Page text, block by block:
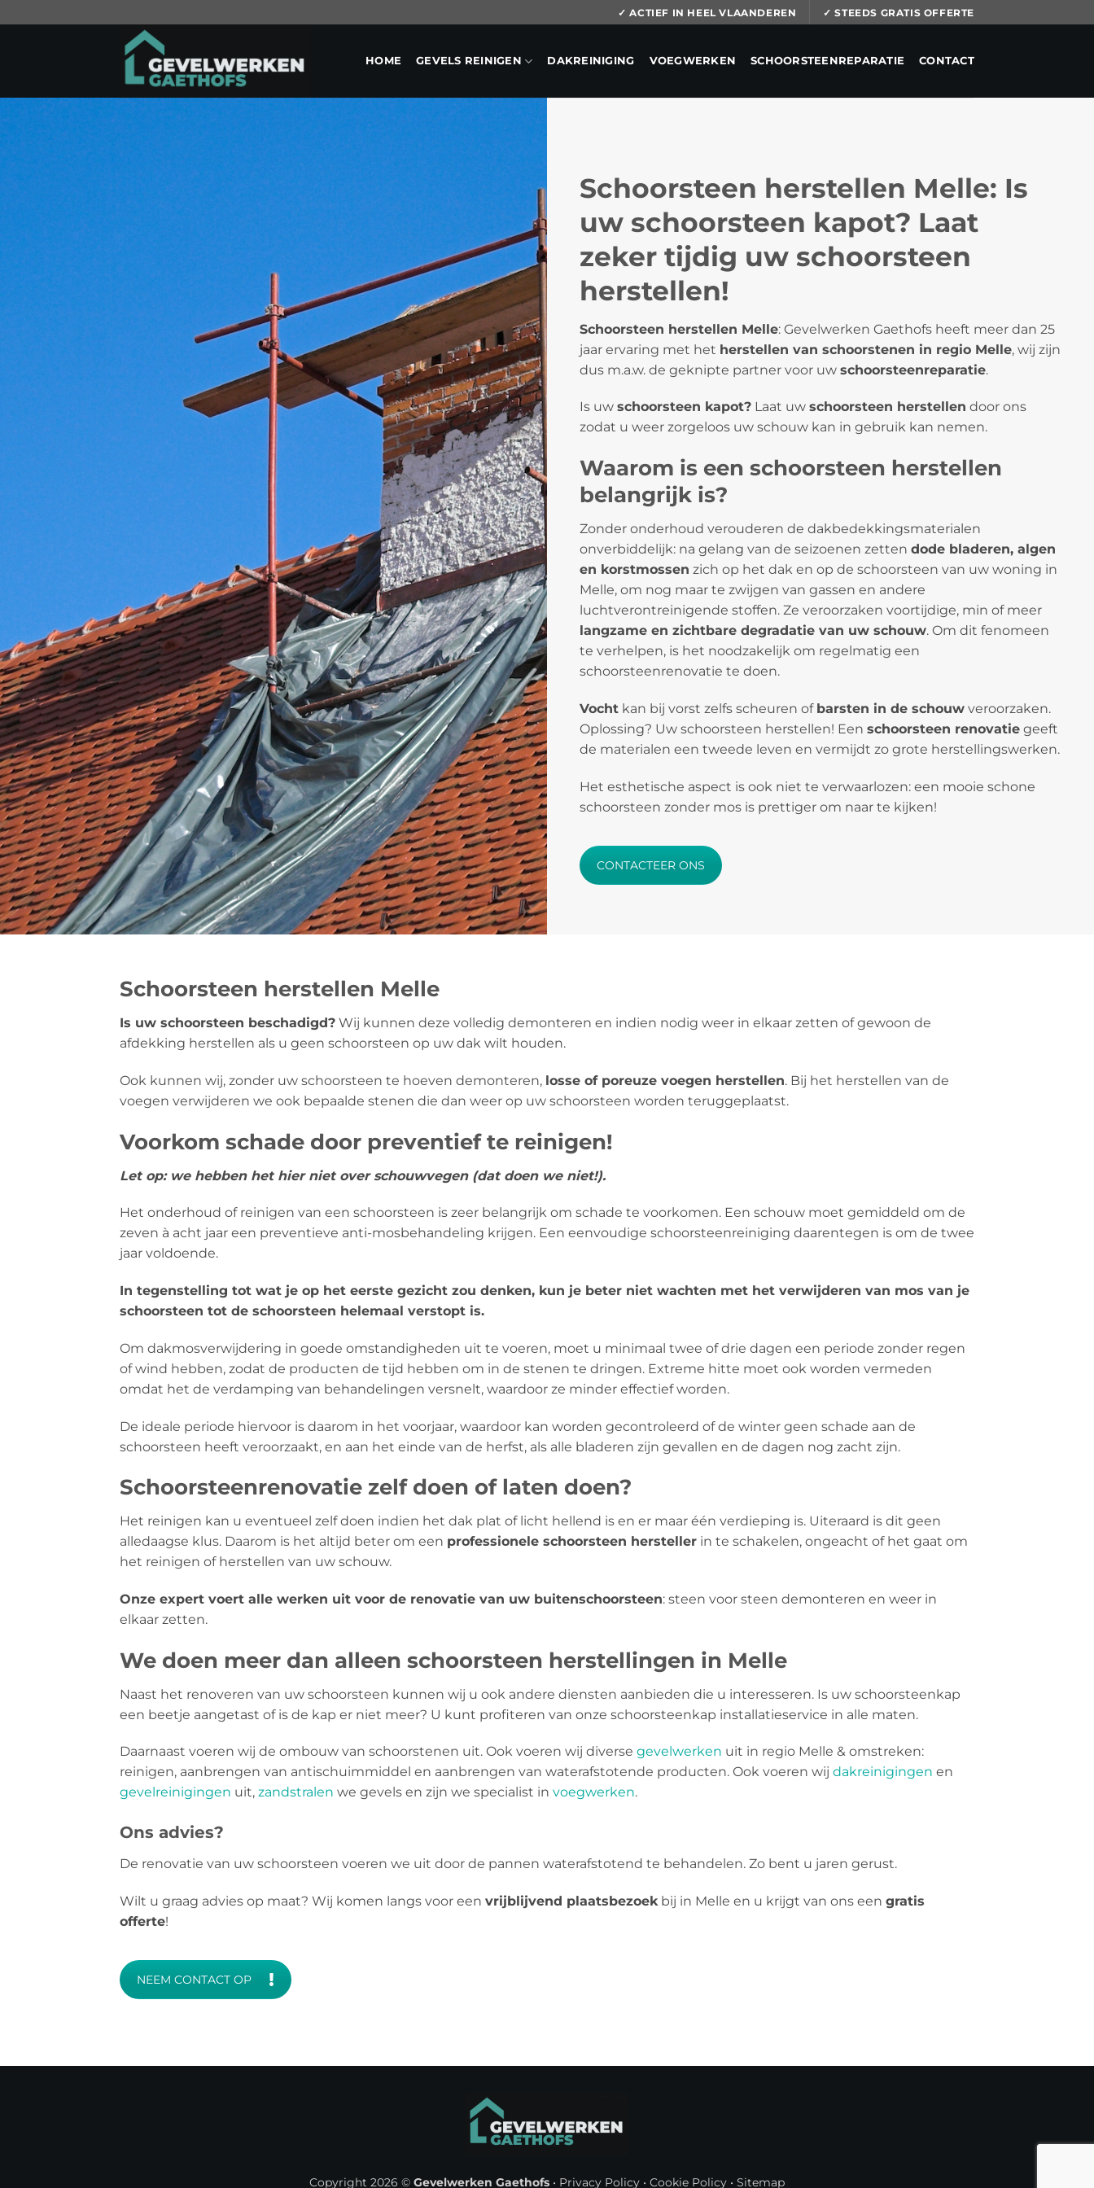
✓ ACTIEF IN HEEL VLAANDEREN ✓ STEEDS GRATIS OFFERTE
HOME GEVELS REINIGEN DAKREINIGING VOEGWERKEN SCHOORSTEENREPARATIE CONTACT
Schoorsteen herstellen Melle: Is
uw schoorsteen kapot? Laat
zeker tijdig uw schoorsteen
herstellen!
Schoorsteen herstellen Melle: Gevelwerken Gaethofs heeft meer dan 25
jaar ervaring met het herstellen van schoorstenen in regio Melle, wij zijn
dus m.a.w. de geknipte partner voor uw schoorsteenreparatie.
Is uw schoorsteen kapot? Laat uw schoorsteen herstellen door ons
zodat u weer zorgeloos uw schouw kan in gebruik kan nemen.
Waarom is een schoorsteen herstellen
belangrijk is?
Zonder onderhoud verouderen de dakbedekkingsmaterialen
onverbiddelijk: na gelang van de seizoenen zetten dode bladeren, algen
en korstmossen zich op het dak en op de schoorsteen van uw woning in
Melle, om nog maar te zwijgen van gassen en andere
luchtverontreinigende stoffen. Ze veroorzaken voortijdige, min of meer
langzame en zichtbare degradatie van uw schouw. Om dit fenomeen
te verhelpen, is het noodzakelijk om regelmatig een
schoorsteenrenovatie te doen.
Vocht kan bij vorst zelfs scheuren of barsten in de schouw veroorzaken.
Oplossing? Uw schoorsteen herstellen! Een schoorsteen renovatie geeft
de materialen een tweede leven en vermijdt zo grote herstellingswerken.
Het esthetische aspect is ook niet te verwaarlozen: een mooie schone
schoorsteen zonder mos is prettiger om naar te kijken!
CONTACTEER ONS
Schoorsteen herstellen Melle
Is uw schoorsteen beschadigd? Wij kunnen deze volledig demonteren en indien nodig weer in elkaar zetten of gewoon de
afdekking herstellen als u geen schoorsteen op uw dak wilt houden.
Ook kunnen wij, zonder uw schoorsteen te hoeven demonteren, losse of poreuze voegen herstellen. Bij het herstellen van de
voegen verwijderen we ook bepaalde stenen die dan weer op uw schoorsteen worden teruggeplaatst.
Voorkom schade door preventief te reinigen!
Let op: we hebben het hier niet over schouwvegen (dat doen we niet!).
Het onderhoud of reinigen van een schoorsteen is zeer belangrijk om schade te voorkomen. Een schouw moet gemiddeld om de
zeven à acht jaar een preventieve anti-mosbehandeling krijgen. Een eenvoudige schoorsteenreiniging daarentegen is om de twee
jaar voldoende.
In tegenstelling tot wat je op het eerste gezicht zou denken, kun je beter niet wachten met het verwijderen van mos van je
schoorsteen tot de schoorsteen helemaal verstopt is.
Om dakmosverwijdering in goede omstandigheden uit te voeren, moet u minimaal twee of drie dagen een periode zonder regen
of wind hebben, zodat de producten de tijd hebben om in de stenen te dringen. Extreme hitte moet ook worden vermeden
omdat het de verdamping van behandelingen versnelt, waardoor ze minder effectief worden.
De ideale periode hiervoor is daarom in het voorjaar, waardoor kan worden gecontroleerd of de winter geen schade aan de
schoorsteen heeft veroorzaakt, en aan het einde van de herfst, als alle bladeren zijn gevallen en de dagen nog zacht zijn.
Schoorsteenrenovatie zelf doen of laten doen?
Het reinigen kan u eventueel zelf doen indien het dak plat of licht hellend is en er maar één verdieping is. Uiteraard is dit geen
alledaagse klus. Daarom is het altijd beter om een ​​professionele schoorsteen hersteller in te schakelen, ongeacht of het gaat om
het reinigen of herstellen van uw schouw.
Onze expert voert alle werken uit voor de renovatie van uw buitenschoorsteen: steen voor steen demonteren en weer in
elkaar zetten.
We doen meer dan alleen schoorsteen herstellingen in Melle
Naast het renoveren van uw schoorsteen kunnen wij u ook andere diensten aanbieden die u interesseren. Is uw schoorsteenkap
een beetje aangetast of is de kap er niet meer? U kunt profiteren van onze schoorsteenkap installatieservice in alle maten.
Daarnaast voeren wij de ombouw van schoorstenen uit. Ook voeren wij diverse gevelwerken uit in regio Melle & omstreken:
reinigen, aanbrengen van antischuimmiddel en aanbrengen van waterafstotende producten. Ook voeren wij dakreinigingen en
gevelreinigingen uit, zandstralen we gevels en zijn we specialist in voegwerken.
Ons advies?
De renovatie van uw schoorsteen voeren we uit door de pannen waterafstotend te behandelen. Zo bent u jaren gerust.
Wilt u graag advies op maat? Wij komen langs voor een vrijblijvend plaatsbezoekbij in Melle en u krijgt van ons een gratis
offerte!
NEEM CONTACT OP
Copyright 2026 © Gevelwerken Gaethofs • Privacy Policy • Cookie Policy • Sitemap